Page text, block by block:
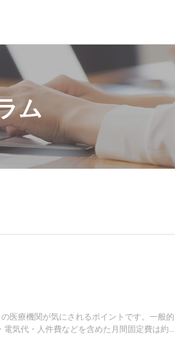
ム
医療機関が気にされるポイントです。一般的
気代・人件費などを含めた月間固定費は約15